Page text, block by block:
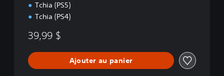
Tchia (PS5)
Tchia (PS4)
39,99 $
Ajouter au panier